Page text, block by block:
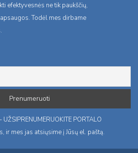
efektyvesnės ne tik paukščių,
Todėl mes dirbame
PORTALO
ir mes jas atsiųsime į Jūsų el. paštą.